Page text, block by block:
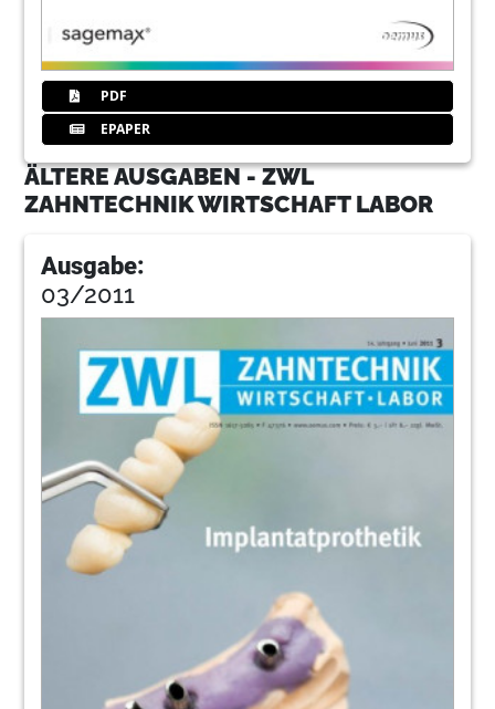
PDF
EPAPER
ÄLTERE AUSGABEN - ZWL
ZAHNTECHNIK WIRTSCHAFT LABOR
Ausgabe:
03/2011